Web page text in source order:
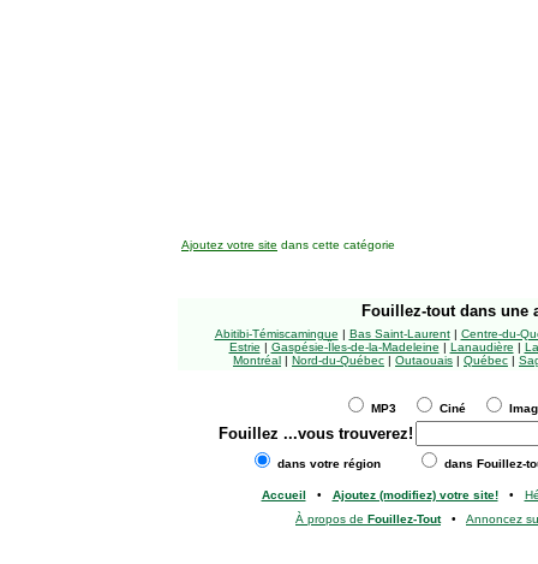
Ajoutez votre site dans cette catégorie
Fouillez-tout dans une
Abitibi-Témiscamingue | Bas Saint-Laurent| Centre-du-
Estrie | Gaspésie-Îles-de-la-Madeleine | Lanaudière |
Montréal | Nord-du-Québec | Outaouais | Québec |
MP3 Ciné
Fouillez ...vous trouverez!
dans votre région dans Fouillez-
Accueil • Ajoutez (modifiez) votre site!•
À propos de Fouillez-Tout• Annoncez